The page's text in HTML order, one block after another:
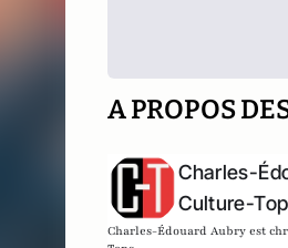
A PROPOS
Charles-
Culture-
Charles-Édouard Aubry est